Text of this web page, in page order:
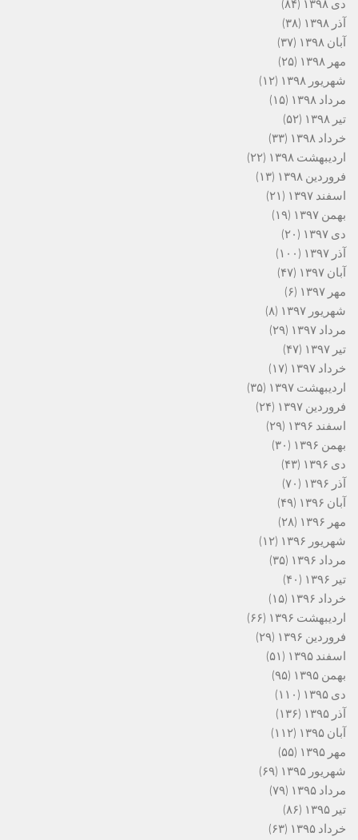
دی ۱۳۹۸
(۸۴)
آذر ۱۳۹۸
(۳۸)
آبان ۱۳۹۸
(۳۷)
مهر ۱۳۹۸
(۲۵)
شهریور ۱۳۹۸
(۱۲)
مرداد ۱۳۹۸
(۱۵)
تیر ۱۳۹۸
(۵۲)
خرداد ۱۳۹۸
(۳۳)
اردیبهشت ۱۳۹۸
(۲۲)
فروردین ۱۳۹۸
(۱۳)
اسفند ۱۳۹۷
(۲۱)
بهمن ۱۳۹۷
(۱۹)
دی ۱۳۹۷
(۲۰)
آذر ۱۳۹۷
(۱۰۰)
آبان ۱۳۹۷
(۴۷)
مهر ۱۳۹۷
(۶)
شهریور ۱۳۹۷
(۸)
مرداد ۱۳۹۷
(۲۹)
تیر ۱۳۹۷
(۴۷)
خرداد ۱۳۹۷
(۱۷)
اردیبهشت ۱۳۹۷
(۳۵)
فروردین ۱۳۹۷
(۲۴)
اسفند ۱۳۹۶
(۲۹)
بهمن ۱۳۹۶
(۳۰)
دی ۱۳۹۶
(۴۳)
آذر ۱۳۹۶
(۷۰)
آبان ۱۳۹۶
(۴۹)
مهر ۱۳۹۶
(۲۸)
شهریور ۱۳۹۶
(۱۲)
مرداد ۱۳۹۶
(۳۵)
تیر ۱۳۹۶
(۴۰)
خرداد ۱۳۹۶
(۱۵)
اردیبهشت ۱۳۹۶
(۶۶)
فروردین ۱۳۹۶
(۲۹)
اسفند ۱۳۹۵
(۵۱)
بهمن ۱۳۹۵
(۹۵)
دی ۱۳۹۵
(۱۱۰)
آذر ۱۳۹۵
(۱۳۶)
آبان ۱۳۹۵
(۱۱۲)
مهر ۱۳۹۵
(۵۵)
شهریور ۱۳۹۵
(۶۹)
مرداد ۱۳۹۵
(۷۹)
تیر ۱۳۹۵
(۸۶)
خرداد ۱۳۹۵
(۶۳)